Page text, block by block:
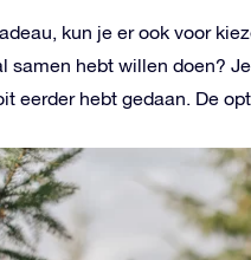
kun je er ook voor
samen hebt willen doen?
eerder hebt gedaan. De